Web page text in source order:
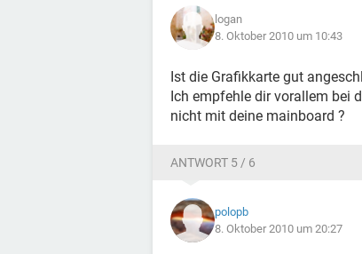
logan
8. Oktober 2010 um 10:43
Ist die Grafikkarte gut
Ich empfehle dir vorallem bei
nicht mit deine mainboard ?
ANTWORT 5 / 6
polopb
8. Oktober 2010 um 20:27